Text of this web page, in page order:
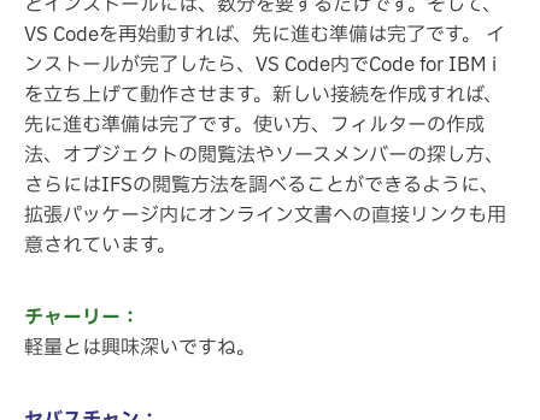
VS Codeを再始動すれば、先に進む準備は完了です。 イ
ンストールが完了したら、VS Code内でCode for IBM i
を立ち上げて動作させます。新しい接続を作成すれば、
先に進む準備は完了です。使い方、フィルターの作成
法、オブジェクトの閲覧法やソースメンバーの探し方、
さらにはIFSの閲覧方法を調べることができるように、
拡張パッケージ内にオンライン文書への直接リンクも用
意されています。
チャーリー：
軽量とは興味深いですね。